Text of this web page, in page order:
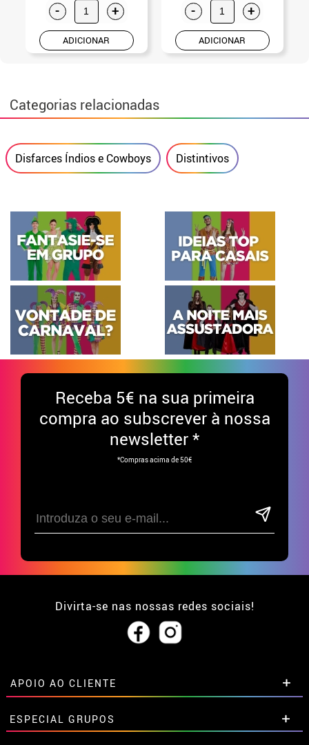
- +
ADICIONAR
- +
ADICIONAR
Categorias relacionadas
Disfarces Índios e Cowboys Distintivos
Receba 5€ na sua primeira
compra ao subscrever à nossa
newsletter *
*Compras acima de 50€
Divirta-se nas nossas redes sociais!
APOIO AO CLIENTE
• Sobre nós
• Condições de venda
ESPECIAL GRUPOS